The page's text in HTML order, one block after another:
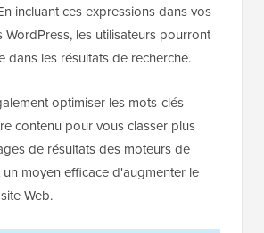
incluant ces expressions dans vos
WordPress, les utilisateurs pourront
dans les résultats de recherche.
optimiser les mots-clés
contenu pour vous classer plus
de résultats des moteurs de
un moyen efficace d'augmenter le
Web.